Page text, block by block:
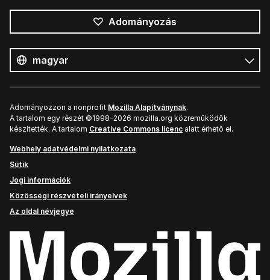
Adományozás
nyelv
Nyelv
Adományozzon a nonprofit Mozilla Alapítványnak.
A tartalom egy részét ©1998–2026 mozilla.org közreműködők
készítették. A tartalom Creative Commons licenc alatt érhető el.
Webhely adatvédelmi nyilatkozata
Sütik
Jogi információk
Közösségi részvételi irányelvek
Az oldal névjegye